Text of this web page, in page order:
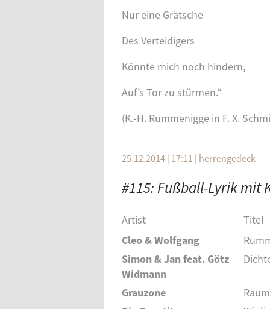
Nur eine Grätsche
Des Verteidigers
Könnte mich noch hindern,
Auf’s Tor zu stürmen.“
(K.-H. Rummenigge in F. X.
25.12.2014 | 17:11 | herrengedeck
#115: Fußball-Lyrik mit
Artist
Titel
Cleo & Wolfgang
Simon & Jan feat. Götz
Widmann
Grauzone
Raum